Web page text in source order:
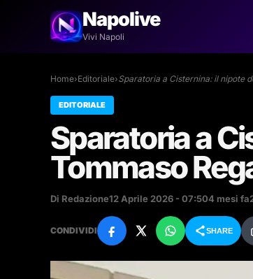
Napolive
Vivi Napoli
Home›Editoriale›Sparatoria a Cisternina: il nipote
EDITORIALE
Sparatoria a
Tommaso
Di Redazione12 Aprile 2026 - 07:504 mesi fa
CONDIVIDI SHARE